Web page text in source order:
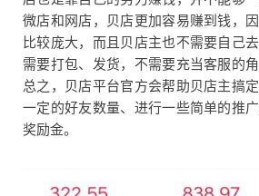
微店和网店，贝店更加容易赚到钱，
比较庞大，而且贝店主也不需要自己
需要打包、发货，不需要充当客服的
总之，贝店平台官方会帮助贝店主搞
一定的好友数量、进行一些简单的推
奖励金。